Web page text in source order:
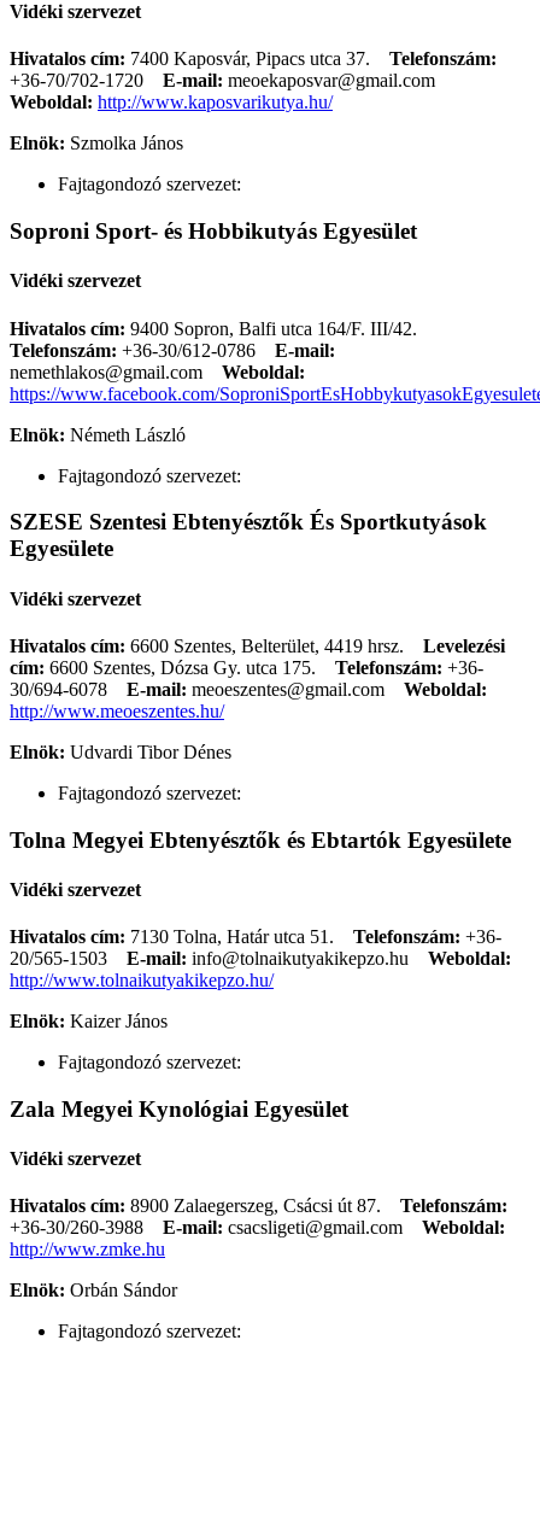
Vidéki szervezet
Hivatalos cím: 7400 Kaposvár, Pipacs utca 37. Telefonszám:
+36-70/702-1720
E-mail: meoekaposvar@gmail.com
Weboldal: http://www.kaposvarikutya.hu/
Elnök: Szmolka János
Fajtagondozó szervezet:
Soproni Sport- és Hobbikutyás Egyesület
Vidéki szervezet
Hivatalos cím: 9400 Sopron, Balfi utca 164/F. III/42.
Telefonszám: +36-30/612-0786
E-mail:
nemethlakos@gmail.com
Weboldal:
https://www.facebook.com/
Elnök: Németh László
Fajtagondozó szervezet:
SZESE Szentesi Ebtenyésztők És Sportkutyások
Egyesülete
Vidéki szervezet
Hivatalos cím: 6600 Szentes, Belterület, 4419 hrsz. Levelezési
cím: 6600 Szentes, Dózsa Gy. utca 175. Telefonszám: +36-
30/694-6078
E-mail: meoeszentes@gmail.com
Weboldal:
http://www.meoeszentes.hu/
Elnök: Udvardi Tibor Dénes
Fajtagondozó szervezet:
Tolna Megyei Ebtenyésztők és Ebtartók Egyesülete
Vidéki szervezet
Hivatalos cím: 7130 Tolna, Határ utca 51. Telefonszám: +36-
20/565-1503
E-mail: info@tolnaikutyakikepzo.hu
Weboldal:
http://www.tolnaikutyakikepzo.hu/
Elnök: Kaizer János
Fajtagondozó szervezet:
Zala Megyei Kynológiai Egyesület
Vidéki szervezet
Hivatalos cím: 8900 Zalaegerszeg, Csácsi út 87. Telefonszám:
+36-30/260-3988
E-mail: csacsligeti@gmail.com
Weboldal:
http://www.zmke.hu
Elnök: Orbán Sándor
Fajtagondozó szervezet: